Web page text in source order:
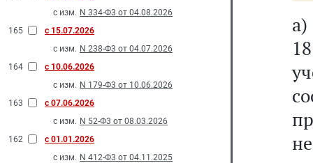
с изм. N 334-Ф3 от 04.08.2026
165
с 15.07.2026
с изм. N 238-Ф3 от 04.07.2026
164
с 10.06.2026
с изм. N 179-Ф3 от 10.06.2026
163
с 07.06.2026
с изм. N 52-Ф3 от 08.03.2026
162
с 01.01.2026
с изм. N 412-Ф3 от 04.11.2025